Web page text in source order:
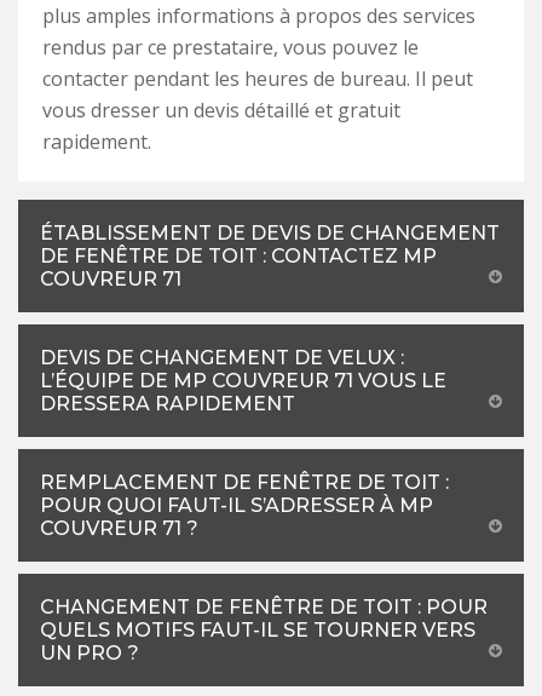
plus amples informations à propos des services
rendus par ce prestataire, vous pouvez le
contacter pendant les heures de bureau. Il peut
vous dresser un devis détaillé et gratuit
rapidement.
ÉTABLISSEMENT DE DEVIS DE CHANGEMENT
DE FENÊTRE DE TOIT : CONTACTEZ MP
COUVREUR 71
DEVIS DE CHANGEMENT DE VELUX :
L’ÉQUIPE DE MP COUVREUR 71 VOUS LE
DRESSERA RAPIDEMENT
REMPLACEMENT DE FENÊTRE DE TOIT :
POUR QUOI FAUT-IL S’ADRESSER À MP
COUVREUR 71 ?
CHANGEMENT DE FENÊTRE DE TOIT : POUR
QUELS MOTIFS FAUT-IL SE TOURNER VERS
UN PRO ?